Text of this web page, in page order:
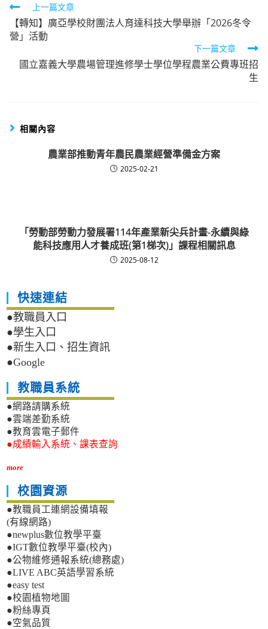
Read
more
articles
上一篇文章
【轉知】廣亞學校財團法人育達科技大學舉辦「2026冬令
營」活動
下一篇文章
國立嘉義大學農場管理進修學士學位學程農業公費專班招
生
相關內容
農業部推動青年農民農業經營準備金方案
2025-02-21
「勞動部勞動力發展署114年產業新尖兵計畫-永續與綠
能科技應用人才養成班(第1梯次)」課程相關訊息
2025-08-12
快速連結
●教職員入口
●學生入口
●新生入口、招生資訊
●Google
教職員系統
●網路請購系統
●雲端差勤系統
●教育雲電子郵件
●成績輸入系統、課表查詢
more
校園資源
●教職員工連網設備填報
(有線網路)
●newplus數位教學平臺
●IGT數位教學平臺(校內)
●公物維修通報系統(總務處)
●LIVE ABC英語學習系統
●easy test
●校園植物地圖
●粉絲專頁
●空氣品質